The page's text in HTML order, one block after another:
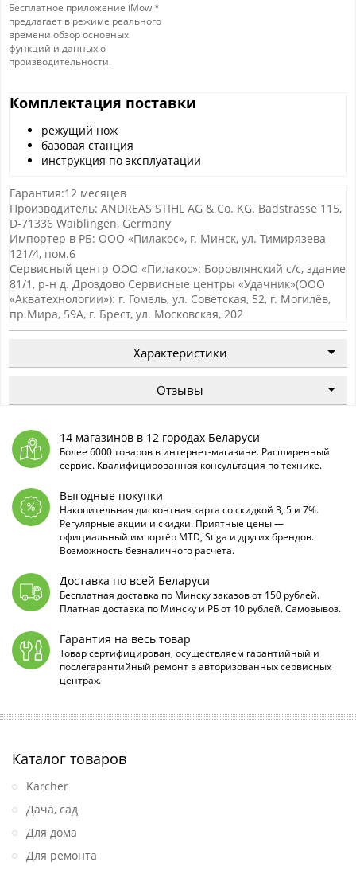
Бесплатное приложение iMow *
предлагает в режиме реального
времени обзор основных
функций и данных о
производительности.
Комплектация поставки
режущий нож
базовая станция
инструкция по эксплуатации
Гарантия:12 месяцев
Производитель: ANDREAS STIHL AG & Co. KG. Badstrasse 115,
D-71336 Waiblingen, Germany
Импортер в РБ: ООО «Пилакос», г. Минск, ул. Тимирязева
121/4, пом.6
Сервисный центр ООО «Пилакос»: Боровлянский с/с, здание
81/1, р-н д. Дроздово Сервисные центры «Удачник»(ООО
«Акватехнологии»): г. Гомель, ул. Советская, 52, г. Могилёв,
пр.Мира, 59А, г. Брест, ул. Московская, 202
Характеристики
Отзывы
14 магазинов в 12 городах Беларуси
Более 6000 товаров в интернет-магазине. Расширенный
сервис. Квалифицированная консультация по технике.
Выгодные покупки
Накопительная дисконтная карта со скидкой 3, 5 и 7%.
Регулярные акции и скидки. Приятные цены —
официальный импортёр MTD, Stiga и других брендов.
Возможность безналичного расчета.
Доставка по всей Беларуси
Бесплатная доставка по Минску заказов от 150 рублей.
Платная доставка по Минску и РБ от 10 рублей. Самовывоз.
Гарантия на весь товар
Товар сертифицирован, осуществляем гарантийный и
послегарантийный ремонт в авторизованных сервисных
центрах.
Каталог товаров
Karcher
Дача, сад
Для дома
Для ремонта